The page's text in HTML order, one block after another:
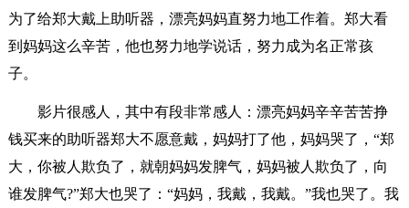
为了给郑大戴上助听器，漂亮妈妈直努力地工作着。郑大看
到妈妈这么辛苦，他也努力地学说话，努力成为名正常孩
子。
影片很感人，其中有段非常感人：漂亮妈妈辛辛苦苦挣
钱买来的助听器郑大不愿意戴，妈妈打了他，妈妈哭了，“郑
大，你被人欺负了，就朝妈妈发脾气，妈妈被人欺负了，向
谁发脾气?”郑大也哭了：“妈妈，我戴，我戴。”我也哭了。我